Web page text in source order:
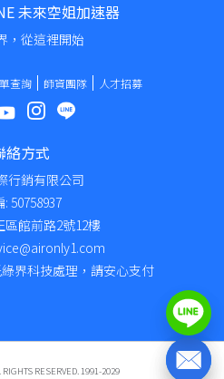
未來空姐加速器
，從這裡開始
查詢 師資團隊 人才招募
絡方式
行銷有限公司
: 50758937
區館前路2號12樓
界科技處理，請安心支付
RESERVED. 1991-2029